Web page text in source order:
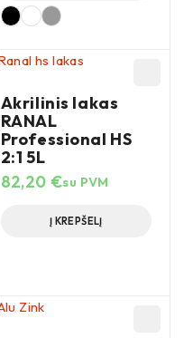
Akrilinis lakas
RANAL
Professional HS
2:1 5L
82,20 €su PVM
Į KREPŠELĮ